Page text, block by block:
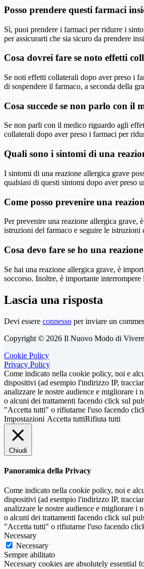
Posso prendere questi farmaci
Sì, puoi prendere i farmaci per ridurre i
per assicurarti che sia sicuro da prendere
Cosa dovrei fare se noto effetti
Se noti effetti collaterali dopo aver preso i
di sospendere il farmaco, a seconda della
Cosa succede se non parlo con
Se non parli con il medico riguardo agli
collaterali dopo aver preso i farmaci per
Quali sono i sintomi di una
I sintomi di una reazione allergica grave
qualsiasi di questi sintomi dopo aver preso
Come posso prevenire una
Per prevenire una reazione allergica grave,
istruzioni del farmaco e seguire le
Cosa devo fare se ho una
Se hai una reazione allergica grave, è
soccorso. Inoltre, è importante
Lascia una risposta
Devi essere connesso per inviare un
Copyright © 2026 Il Nuovo Modo di
Cookie Policy
Privacy Policy
Come indicato nella cookie policy, noi e
dispositivi (ad esempio l'indirizzo IP,
analizzare le nostre audience e migliorare i
o alcuni dei trattamenti facendo click sul
"Accetta tutti" o rifiutarne l'uso facendo
Impostazioni Accetta tuttiRifiuta tutti
Chiudi
Panoramica della Privacy
Come indicato nella cookie policy, noi e
dispositivi (ad esempio l'indirizzo IP,
analizzare le nostre audience e migliorare i
o alcuni dei trattamenti facendo click sul
"Accetta tutti" o rifiutarne l'uso facendo
Necessary
Necessary
Sempre abilitato
Necessary cookies are absolutely essential